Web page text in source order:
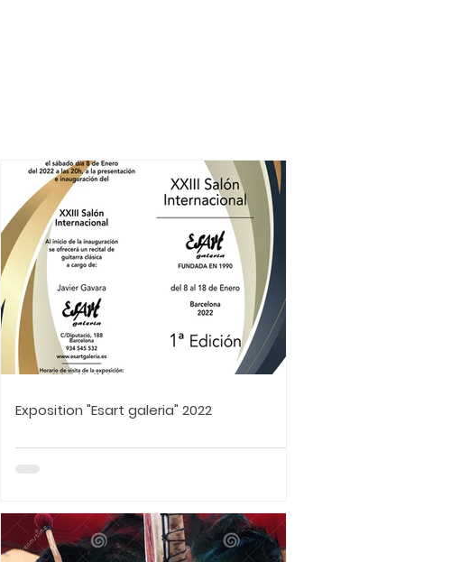
Exposition "Esart galeria" 2022